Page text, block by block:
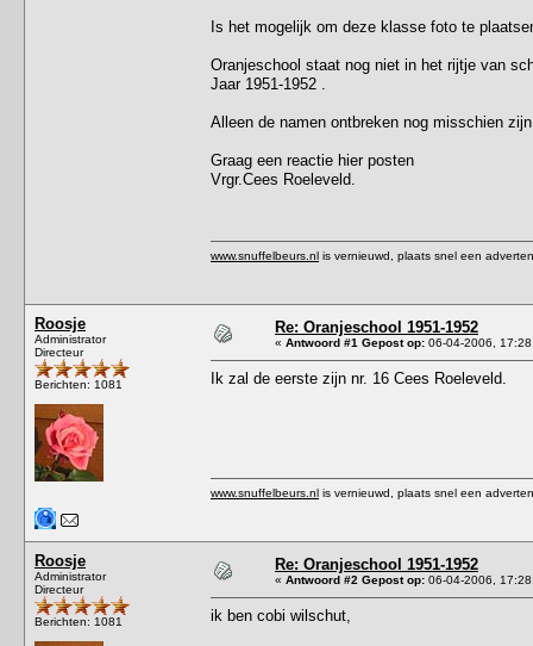
Is het mogelijk om deze klasse foto te
Oranjeschool staat nog niet in het rijtje van
Jaar 1951-1952 .
Alleen de namen ontbreken nog misschien
Graag een reactie hier posten
Vrgr.Cees Roeleveld.
www.snuffelbeurs.nl is vernieuwd, plaats snel een
Roosje
Administrator
Directeur
Berichten: 1081
Re: Oranjeschool 1951-1952
« Antwoord #1 Gepost op: 06-04-2006,
Ik zal de eerste zijn nr. 16 Cees Roeleveld.
www.snuffelbeurs.nl is vernieuwd, plaats snel een
Roosje
Administrator
Directeur
Berichten: 1081
Re: Oranjeschool 1951-1952
« Antwoord #2 Gepost op: 06-04-2006,
ik ben cobi wilschut,